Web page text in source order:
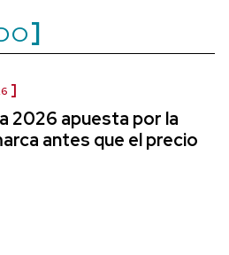
2026 apuesta por la
antes que el precio